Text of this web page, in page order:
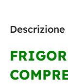
Descrizione